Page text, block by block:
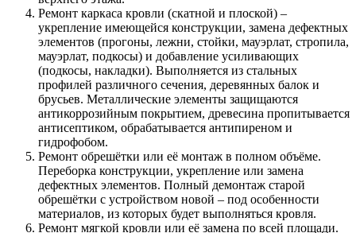
Ремонт каркаса кровли (скатной и плоской) –
укрепление имеющейся конструкции, замена дефектных
элементов (прогоны, лежни, стойки, мауэрлат, стропила,
мауэрлат, подкосы) и добавление усиливающих
(подкосы, накладки). Выполняется из стальных
профилей различного сечения, деревянных балок и
брусьев. Металлические элементы защищаются
антикоррозийным покрытием, древесина пропитывается
антисептиком, обрабатывается антипиреном и
гидрофобом.
Ремонт обрешётки или её монтаж в полном объёме.
Переборка конструкции, укрепление или замена
дефектных элементов. Полный демонтаж старой
обрешётки с устройством новой – под особенности
материалов, из которых будет выполняться кровля.
Ремонт мягкой кровли или её замена по всей площади.